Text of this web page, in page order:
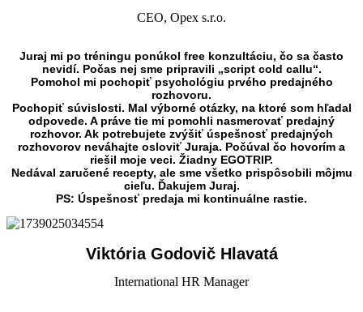
CEO, Opex s.r.o.
Juraj mi po tréningu ponúkol free konzultáciu, čo sa často
nevidí. Počas nej sme pripravili „script cold callu“.
Pomohol mi pochopiť psychológiu prvého predajného
rozhovoru.
Pochopiť súvislosti. Mal výborné otázky, na ktoré som hľadal
odpovede. A práve tie mi pomohli nasmerovať predajný
rozhovor. Ak potrebujete zvýšiť úspešnosť predajných
rozhovorov neváhajte osloviť Juraja. Počúval čo hovorím a
riešil moje veci. Žiadny EGOTRIP.
Nedával zaručené recepty, ale sme všetko prispôsobili môjmu
cieľu. Ďakujem Juraj.
PS: Úspešnosť predaja mi kontinuálne rastie.
Viktória Godovič Hlavatá
International HR Manager